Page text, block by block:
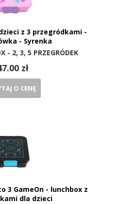
z 3 przegródkami -
- Syrenka
- 2, 3, 5 PRZEGRÓDEK
zł
O CENĘ
3 GameOn - lunchbox z
dla dzieci